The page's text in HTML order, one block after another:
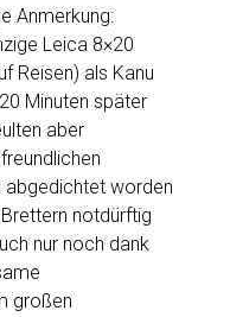
Anmerkung:
Leica 8×20
Reisen) als Kanu
Minuten später
aber
abgedichtet worden
notdürftig
nur noch dank
großen